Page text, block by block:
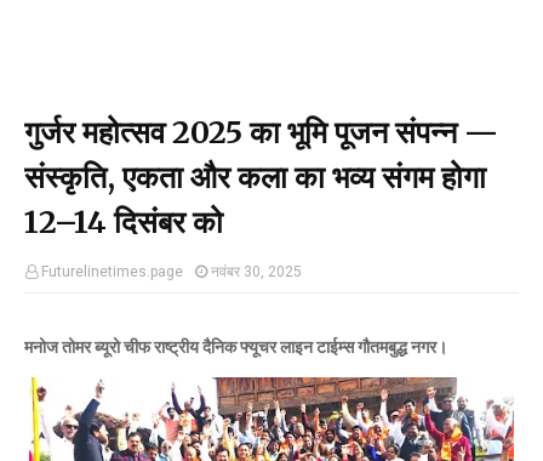
गुर्जर महोत्सव 2025 का भूमि पूजन संपन्न —
संस्कृति, एकता और कला का भव्य संगम होगा
12–14 दिसंबर को
Futurelinetimes.page नवंबर 30, 2025
मनोज तोमर ब्यूरो चीफ राष्ट्रीय दैनिक फ्यूचर लाइन टाईम्स गौतमबुद्ध नगर।